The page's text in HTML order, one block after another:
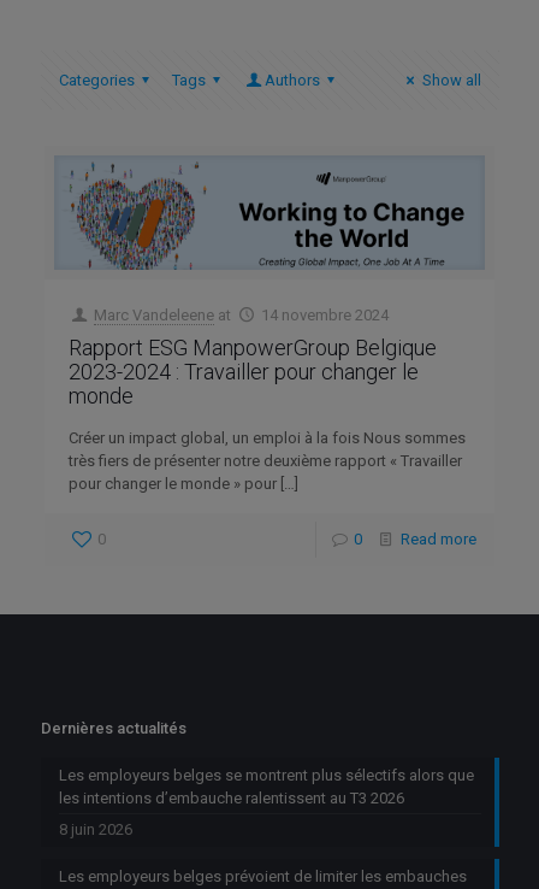
Categories Tags Authors Show all
Marc Vandeleene at 14 novembre 2024
Rapport ESG ManpowerGroup Belgique
2023-2024 : Travailler pour changer le
monde
Créer un impact global, un emploi à la fois Nous sommes
très fiers de présenter notre deuxième rapport « Travailler
pour changer le monde » pour […]
0 0 Read more
Dernières actualités
Les employeurs belges se montrent plus sélectifs alors que
les intentions d’embauche ralentissent au T3 2026
8 juin 2026
Les employeurs belges prévoient de limiter les embauches